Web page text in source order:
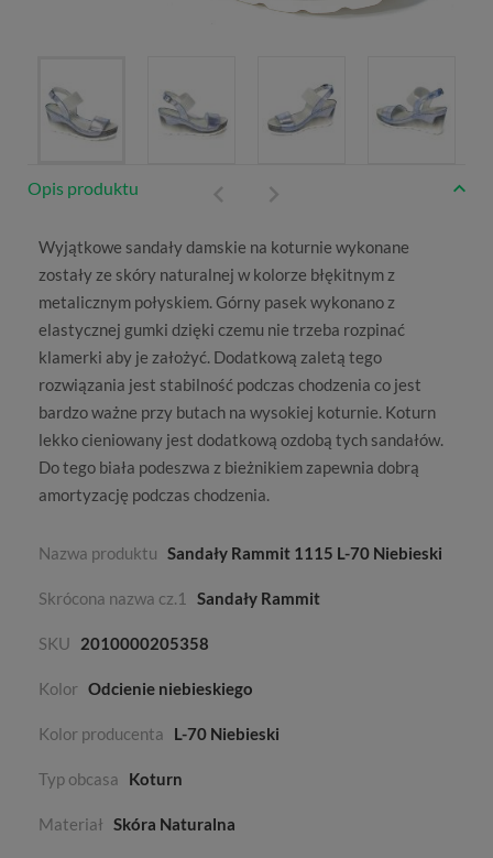
Opis produktu
Wyjątkowe sandały damskie na koturnie wykonane
zostały ze skóry naturalnej w kolorze błękitnym z
metalicznym połyskiem. Górny pasek wykonano z
elastycznej gumki dzięki czemu nie trzeba rozpinać
klamerki aby je założyć. Dodatkową zaletą tego
rozwiązania jest stabilność podczas chodzenia co jest
bardzo ważne przy butach na wysokiej koturnie. Koturn
lekko cieniowany jest dodatkową ozdobą tych sandałów.
Do tego biała podeszwa z bieżnikiem zapewnia dobrą
amortyzację podczas chodzenia.
Nazwa produktu Sandały Rammit 1115 L-70 Niebieski
Skrócona nazwa cz.1 Sandały Rammit
SKU 2010000205358
Kolor Odcienie niebieskiego
Kolor producenta L-70 Niebieski
Typ obcasa Koturn
Materiał Skóra Naturalna